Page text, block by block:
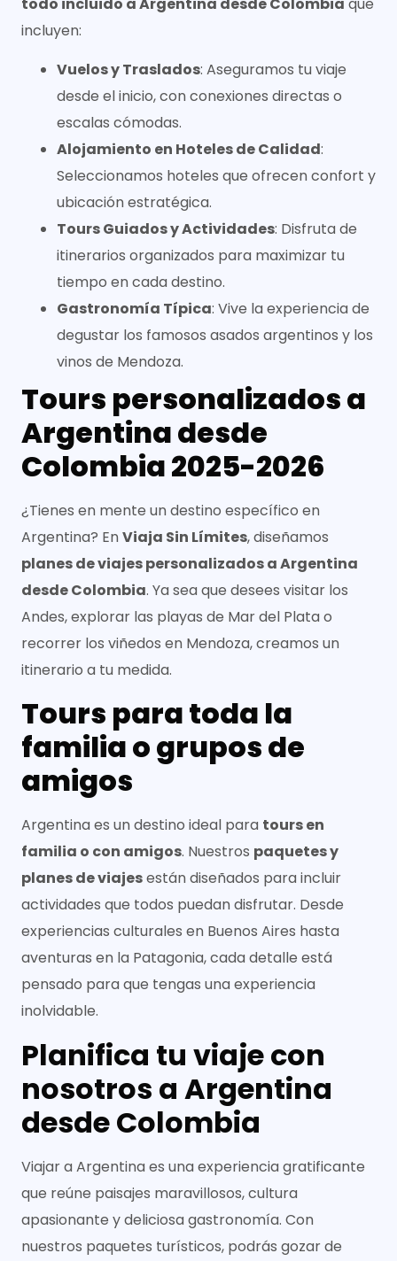
incluyen:
Vuelos y Traslados: Aseguramos tu viaje
desde el inicio, con conexiones directas o
escalas cómodas.
Alojamiento en Hoteles de Calidad:
Seleccionamos hoteles que ofrecen confort y
ubicación estratégica.
Tours Guiados y Actividades: Disfruta de
itinerarios organizados para maximizar tu
tiempo en cada destino.
Gastronomía Típica: Vive la experiencia de
degustar los famosos asados argentinos y los
vinos de Mendoza.
Tours personalizados a
Argentina desde
Colombia 2025-2026
¿Tienes en mente un destino específico en
Argentina? EnViaja Sin Límites, diseñamos
planes de viajes personalizados a Argentina
desde Colombia. Ya sea que desees visitar los
Andes, explorar las playas de Mar del Plata o
recorrer los viñedos en Mendoza, creamos un
itinerario a tu medida.
Tours para toda la
familia o grupos de
amigos
Argentina es un destino ideal para tours en
familia o con amigos. Nuestros paquetes y
planes de viajesestán diseñados para incluir
actividades que todos puedan disfrutar. Desde
experiencias culturales en Buenos Aires hasta
aventuras en la Patagonia, cada detalle está
pensado para que tengas una experiencia
inolvidable.
Planifica tu viaje con
nosotros a Argentina
desde Colombia
Viajar a Argentina es una experiencia gratificante
que reúne paisajes maravillosos, cultura
apasionante y deliciosa gastronomía. Con
nuestros paquetes turísticos, podrás gozar de